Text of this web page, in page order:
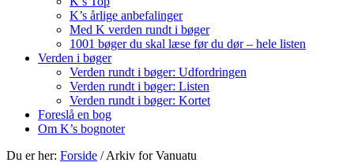
K’s årlige anbefalinger
Med K verden rundt i bøger
1001 bøger du skal læse før du dør – hele listen
Verden i bøger
Verden rundt i bøger: Udfordringen
Verden rundt i bøger: Listen
Verden rundt i bøger: Kortet
Foreslå en bog
Om K’s bognoter
Du er her: Forside /Arkiv for Vanuatu